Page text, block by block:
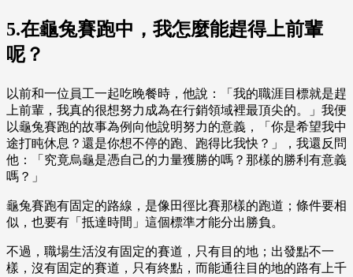
5.在龜兔賽跑中，我怎麼能趕得上前輩
呢？
以前和一位員工一起吃晚餐時，他說：「我的職涯目標就是趕
上前輩，我真的很想努力成為在行銷領域裡最頂尖的。」我便
以龜兔賽跑的故事為例向他說明努力的意義，「你是希望我中
途打盹休息？還是你想不停的跑、跑得比我快？」，我還反問
他：「究竟烏龜是憑自己的力量獲勝的嗎？那樣的勝利有意義
嗎？」
龜兔賽跑有固定的路線，是像田徑比賽那樣的跑道；條件要相
似，也要有「抵達時間」這個標準才能分出勝負。
不過，職場生活沒有固定的賽道，只有目的地；出發點不一
樣，沒有固定的賽道，只有終點，而能通往目的地的路有上千